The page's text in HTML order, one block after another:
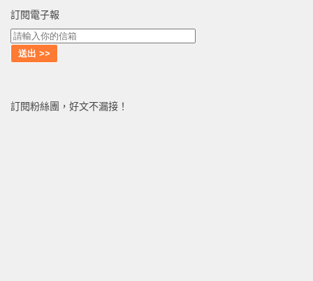
訂閱電子報
訂閱粉絲團，好文不漏接！